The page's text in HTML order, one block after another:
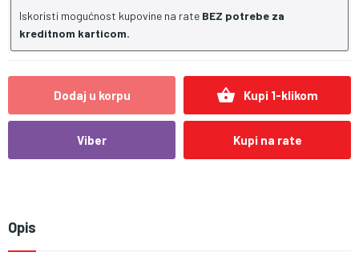
Iskoristi mogućnost kupovine na rate BEZ potrebe za
kreditnom karticom.
Dodaj u korpu shopping_basket Kupi 1-klikom
Viber Kupi na rate
Opis